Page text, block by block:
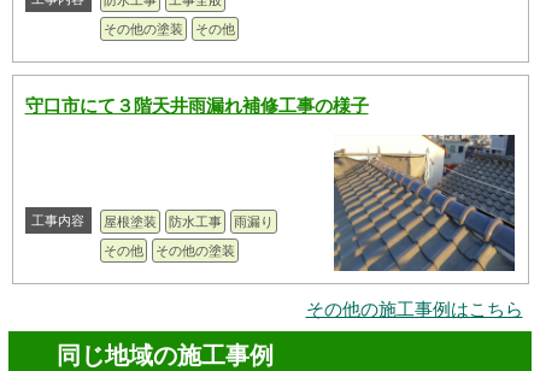
その他の塗装
その他
守口市にて３階天井雨漏れ補修工事の様子
工事内容 屋根塗装 防水工事
雨漏り
その他
その他の塗装
その他の施工事例はこちら
同じ地域の施工事例